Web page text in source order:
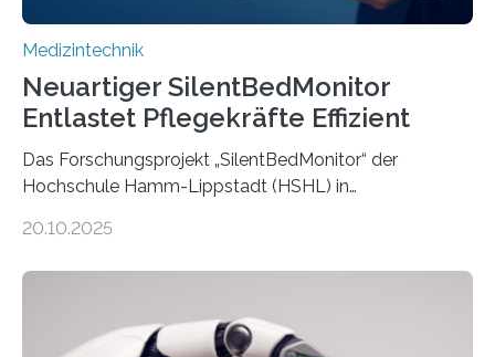
Medizintechnik
Neuartiger SilentBedMonitor
Entlastet Pflegekräfte Effizient
Das Forschungsprojekt „SilentBedMonitor“ der
Hochschule Hamm-Lippstadt (HSHL) in
auf Personen ab, die bettlägerig sind oder in ihrer
Entwicklung der Sensorik und Datenübertragung. Die
HSHL verantwortet die wissenschaftliche Begleitung
20.10.2025